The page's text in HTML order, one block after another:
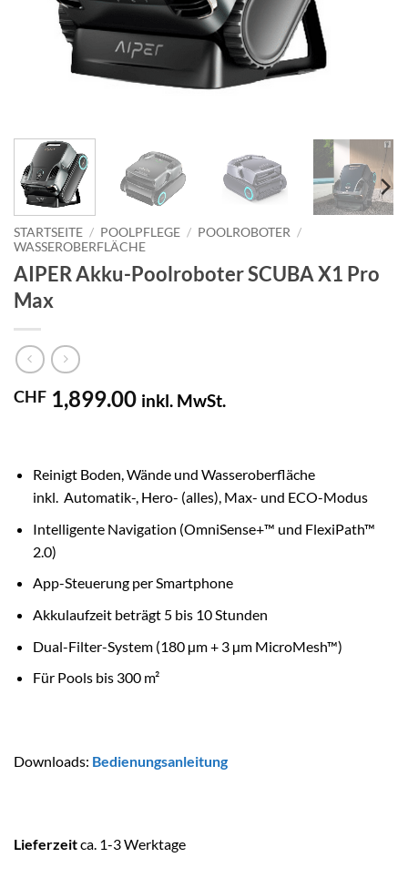
STARTSEITE / POOLPFLEGE / POOLROBOTER /
WASSEROBERFLÄCHE
AIPER Akku-Poolroboter SCUBA X1 Pro
Max
CHF 1,899.00 inkl. MwSt.
Reinigt Boden, Wände und Wasseroberfläche
inkl. Automatik-, Hero- (alles), Max- und ECO-Modus
Intelligente Navigation (OmniSense+™ und FlexiPath™
2.0)
App-Steuerung per Smartphone
Akkulaufzeit beträgt 5 bis 10 Stunden
Dual-Filter-System (180 µm + 3 µm MicroMesh™)
Für Pools bis 300 m²
Downloads: Bedienungsanleitung
Lieferzeitca. 1-3 Werktage